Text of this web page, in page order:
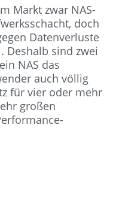
Markt zwar NAS-
doch
Datenverluste
Deshalb sind zwei
NAS das
auch völlig
für vier oder mehr
großen